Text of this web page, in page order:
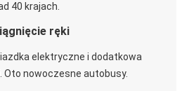
40 krajach.
ręki
elektryczne i dodatkowa
Oto nowoczesne autobusy.